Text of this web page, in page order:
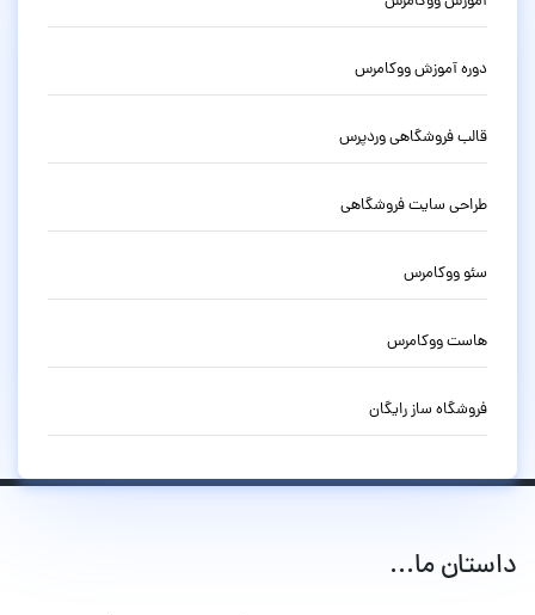
دوره آموزش ووکامرس
قالب فروشگاهی وردپرس
طراحی سایت فروشگاهی
سئو ووکامرس
هاست ووکامرس
فروشگاه ساز رایگان
داستان ما...